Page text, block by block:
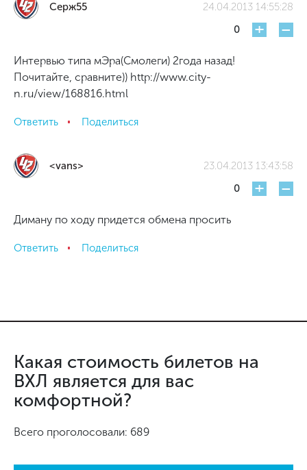
Серж55
24.04.2013 14:55:28
0
+ -
Интервью типа мЭра(Смолеги) 2года назад!
Почитайте, сравните)) http://www.city-
n.ru/view/168816.html
Ответить Поделиться
<vans>
23.04.2013 13:43:58
0
+ -
Диману по ходу придется обмена просить
Ответить Поделиться
Какая стоимость билетов на
ВХЛ является для вас
комфортной?
Всего проголосовали: 689